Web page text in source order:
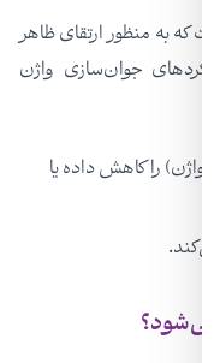
که به منظور ارتقای ظاهر
جوان‌سازی واژن
واژن) را کاهش داده یا
می‌کند.
می‌شود؟